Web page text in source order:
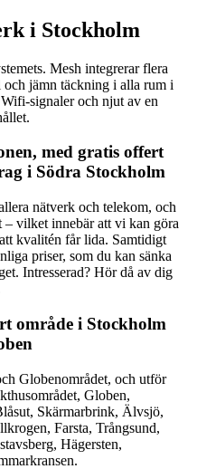
i Stockholm
Mesh integrerar flera
och jämn täckning i alla rum i
signaler och njut av en
med gratis offert
i Södra Stockholm
nätverk och telekom, och
vilket innebär att vi kan göra
kvalitén får lida. Samtidigt
priser, som du kan sänka
Intresserad? Hör då av dig
område i Stockholm
Globenområdet, och utför
Globen,
Skärmarbrink, Älvsjö,
Farsta, Trångsund,
Hägersten,